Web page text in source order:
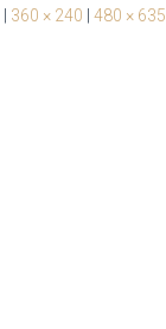
360 × 240 480 × 635